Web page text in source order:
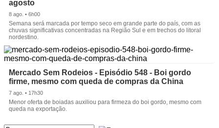
agosto
8 ago. • 6h00
Semana será marcada por tempo seco em grande parte do país, com as
chuvas significativas concentradas na Região Sul e em trechos do litoral
nordestino.
Mercado Sem Rodeios - Episódio 548 - Boi gordo
firme, mesmo com queda de compras da China
7 ago. • 17h30
Menor oferta de boiadas auxiliou para firmeza do boi gordo, mesmo com
queda na exportação.